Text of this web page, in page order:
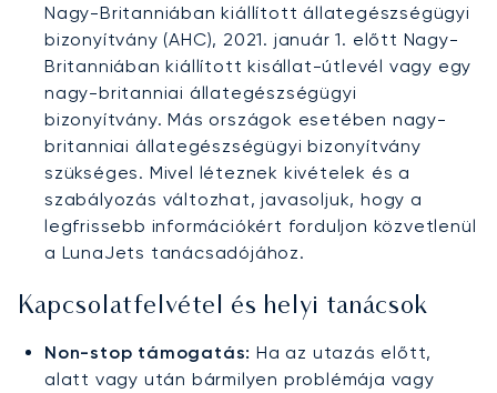
Nagy-Britanniában kiállított állategészségügyi
bizonyítvány (AHC), 2021. január 1. előtt Nagy-
Britanniában kiállított kisállat-útlevél vagy egy
nagy-britanniai állategészségügyi
bizonyítvány. Más országok esetében nagy-
britanniai állategészségügyi bizonyítvány
szükséges. Mivel léteznek kivételek és a
szabályozás változhat, javasoljuk, hogy a
legfrissebb információkért forduljon közvetlenül
a LunaJets tanácsadójához.
Kapcsolatfelvétel és helyi tanácsok
Non-stop támogatás: Ha az utazás előtt,
alatt vagy után bármilyen problémája vagy